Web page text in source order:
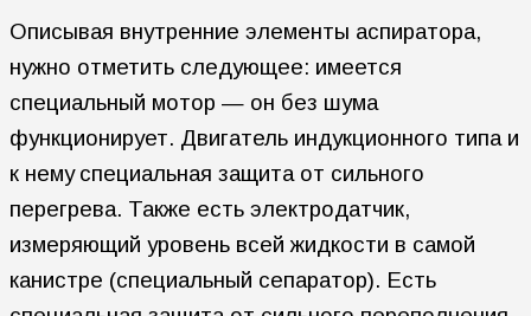
Описывая внутренние элементы аспиратора,
нужно отметить следующее: имеется
специальный мотор — он без шума
функционирует. Двигатель индукционного типа и
к нему специальная защита от сильного
перегрева. Также есть электродатчик,
измеряющий уровень всей жидкости в самой
канистре (специальный сепаратор). Есть